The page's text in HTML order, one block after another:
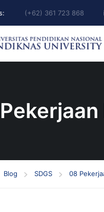
(+62) 361 723 868
Blog SDGS 08